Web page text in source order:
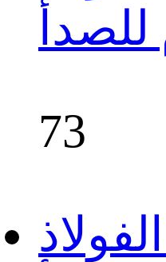
للصدأ
73